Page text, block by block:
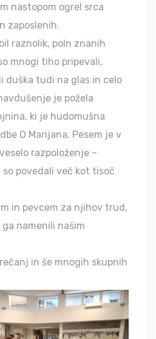
nastopom ogrel srca
zaposlenih.
raznolik, poln znanih
mnogi tiho pripevali,
duška tudi na glas in celo
je požela
ki je hudomušna
O Marijana. Pesem je v
razpoloženje –
povedali več kot tisoč
in pevcem za njihov trud,
namenili našim
in še mnogih skupnih